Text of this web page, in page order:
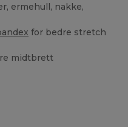
ermehull, nakke,
for bedre stretch
midtbrett